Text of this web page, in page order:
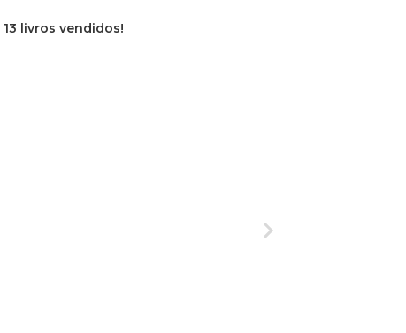
13 livros vendidos!